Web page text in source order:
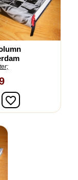
winkelwagen
favorite_border